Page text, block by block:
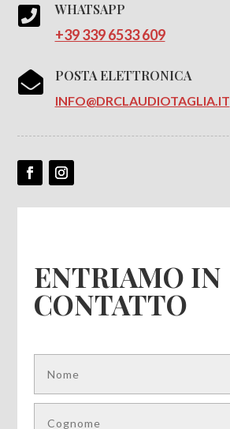
 WHATSAPP
+39 339 6533 609
 POSTA ELETTRONICA
INFO@DRCLAUDIOTAGLIA.IT
ENTRIAMO IN
CONTATTO